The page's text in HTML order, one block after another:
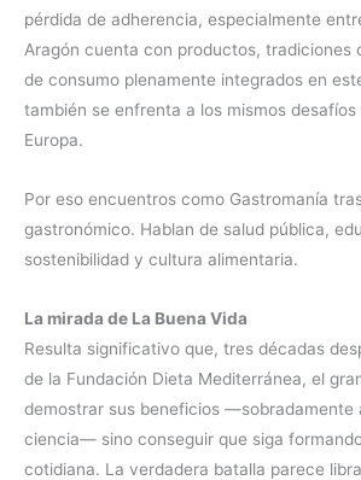
pérdida de adherencia, especialmente
Aragón cuenta con productos, tradiciones
de consumo plenamente integrados en
también se enfrenta a los mismos desafíos
Europa.
Por eso encuentros como Gastromanía
gastronómico. Hablan de salud pública,
sostenibilidad y cultura alimentaria.
La mirada de La Buena Vida
Resulta significativo que, tres décadas
de la Fundación Dieta Mediterránea, el
demostrar sus beneficios —sobradamente
ciencia— sino conseguir que siga
cotidiana. La verdadera batalla parece